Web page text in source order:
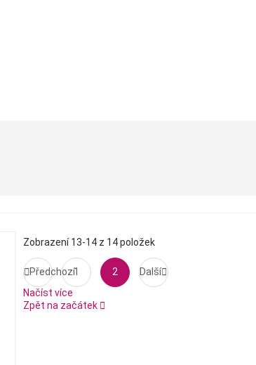
Zobrazení 13-14 z 14 položek
Předchozí1 2 Další
Načíst více
Zpět na začátek 